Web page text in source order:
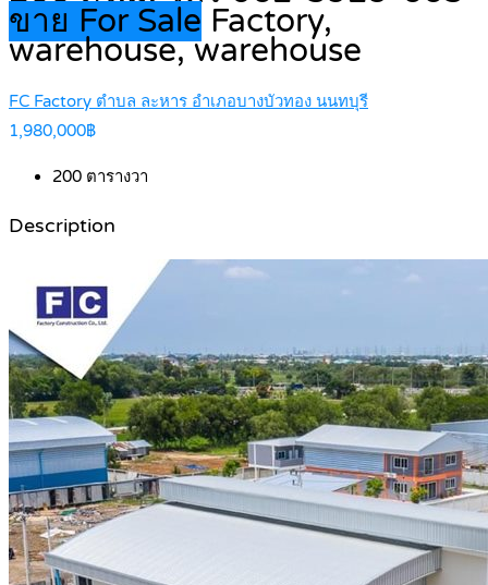
ขาย For Sale Factory,
warehouse, warehouse
FC Factory ตำบล ละหาร อำเภอบางบัวทอง นนทบุรี
1,980,000฿
200 ตารางวา
Description